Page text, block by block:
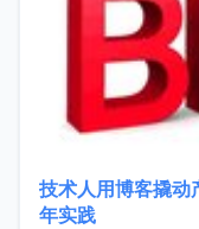
技术人用博客撬动
年实践